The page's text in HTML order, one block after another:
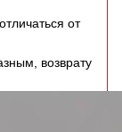
от
возврату